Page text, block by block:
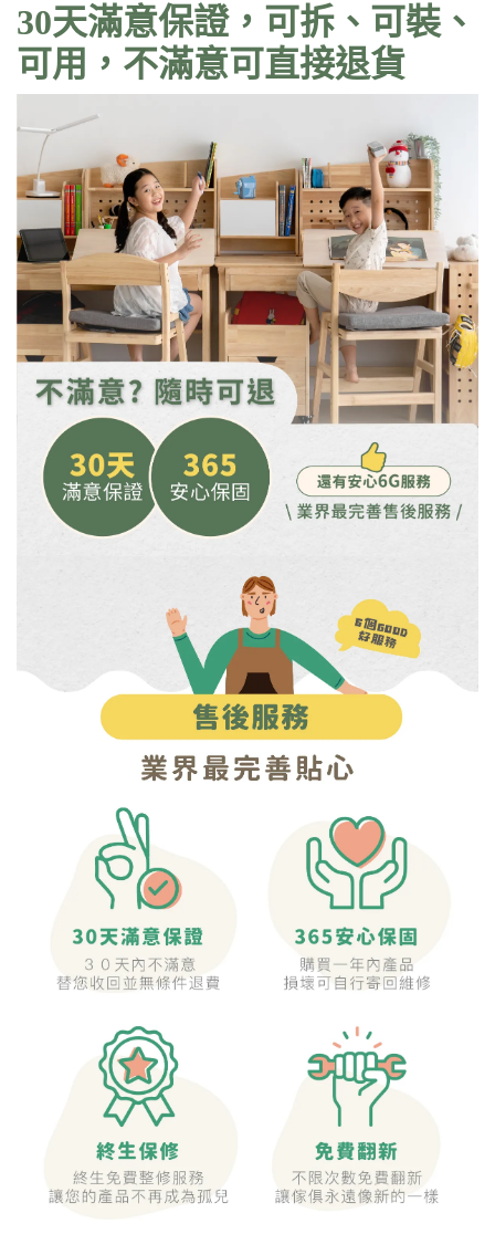
30天滿意保證，可拆、可裝、
可用，不滿意可直接退貨